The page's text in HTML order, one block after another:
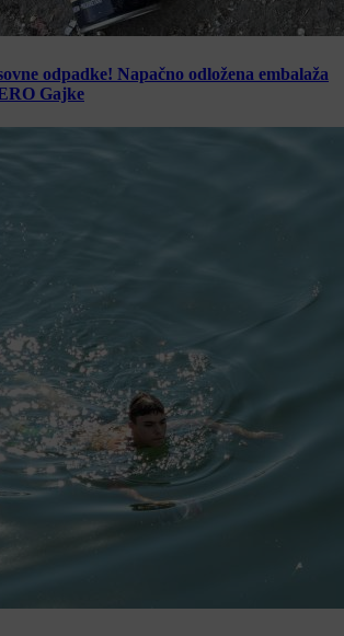
odpadke! Napačno odložena embalaža
Gajke